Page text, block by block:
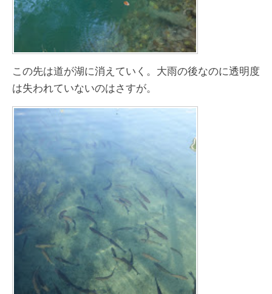
この先は道が湖に消えていく。大雨の後なのに透明度
は失われていないのはさすが。